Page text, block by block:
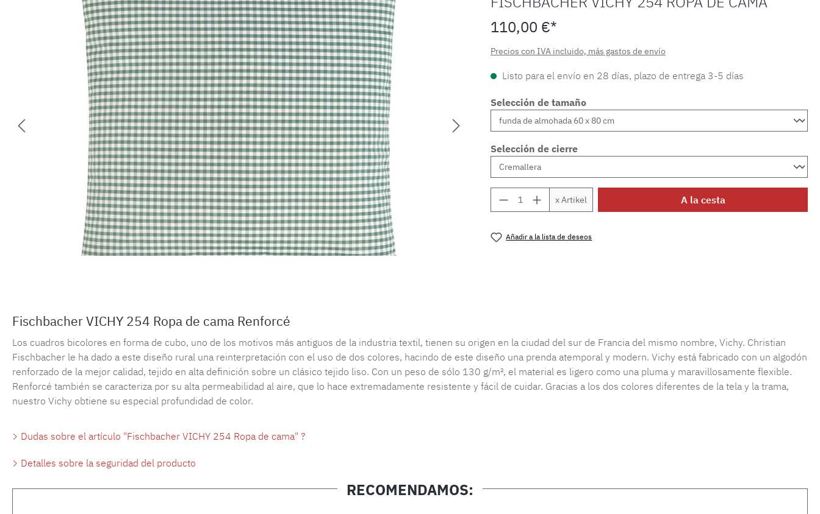
110,00 €*
Precios con IVA incluido, más gastos de envío
Listo para el envío en 28 días, plazo de entrega 3-5 días
Selección de tamaño
Selección de cierre
Cantidad del producto: introduce la cantidad
x Artikel A la cesta
Añadir a la lista de deseos
Fischbacher VICHY 254 Ropa de cama Renforcé
Los cuadros bicolores en forma de cubo, uno de los motivos más antiguos de la industria textil, tienen su origen en la ciudad del sur de Francia del mismo nombre, Vichy. Christian
Fischbacher le ha dado a este diseño rural una reinterpretación con el uso de dos colores, hacindo de este diseño una prenda atemporal y modern. Vichy está fabricado con un algodón
renforzado de la mejor calidad, tejido en alta definición sobre un clásico tejido liso. Con un peso de sólo 130 g/m², el material es ligero como una pluma y maravillosamente flexible.
Renforcé también se caracteriza por su alta permeabilidad al aire, que lo hace extremadamente resistente y fácil de cuidar. Gracias a los dos colores diferentes de la tela y la trama,
nuestro Vichy obtiene su especial profundidad de color.
Dudas sobre el artículo "Fischbacher VICHY 254 Ropa de cama" ?
Detalles sobre la seguridad del producto
RECOMENDAMOS: